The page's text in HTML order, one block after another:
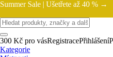
Summer Sale | Ušetřete až 40 % →
300 Kč pro vásRegistracePřihlášení
Kategorie